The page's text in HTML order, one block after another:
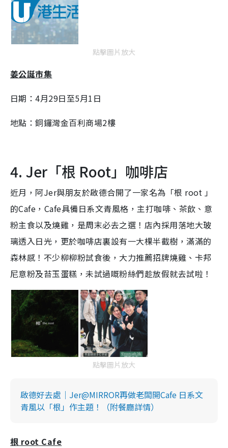
點擊圖片放大
姜公誕市集
日期：4月29日至5月1日
地點：銅鑼灣金百利商場2樓
4. Jer「根 Root」咖啡店
近月，阿Jer與朋友於啟德合開了一家名為「根 root 」
的Cafe，Cafe具備日系文青風格，主打咖啡、茶飲、意
粉主食以及燒雞，是周末必去之選！店內採用落地大玻
璃透入日光，更於咖啡店裏設有一大棵半截樹，滿滿的
森林感！不少柳柳粉試食後，大力推薦招牌燒雞、卡邦
尼意粉及苔玉蛋糕，未試過嘅粉絲們趁放假就去試啦！
點擊圖片放大
啟德好去處｜Jer@MIRROR再做老闆開Cafe 日系文
青風以「根」作主題！（附餐廳詳情）
根 root Cafe